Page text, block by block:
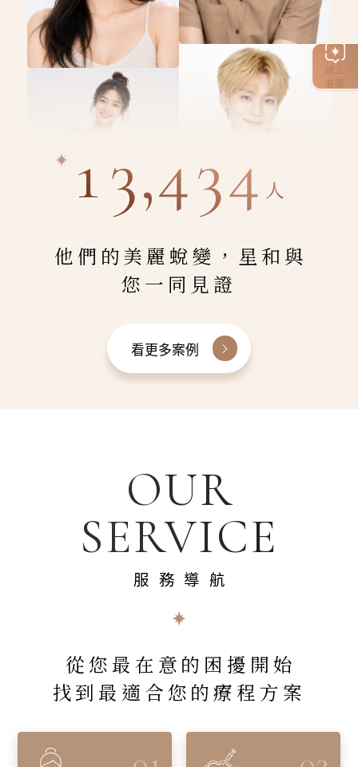
線上
客服
13,434 人
他們的美麗蛻變，星和與
您一同見證
看更多案例
OUR
SERVICE
服務導航
從您最在意的困擾開始
找到最適合您的療程方案